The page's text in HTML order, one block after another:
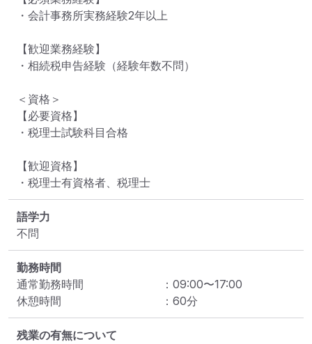
・会計事務所実務経験2年以上
【歓迎業務経験】
・相続税申告経験（経験年数不問）
＜資格＞
【必要資格】
・税理士試験科目合格
【歓迎資格】
・税理士有資格者、税理士
語学力
不問
勤務時間
通常勤務時間
： 09:00〜17:00
休憩時間
： 60分
残業の有無について